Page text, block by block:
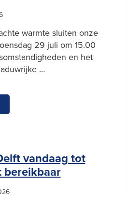
warmte sluiten onze
29 juli om 15.00
en het
…
vandaag tot
bereikbaar